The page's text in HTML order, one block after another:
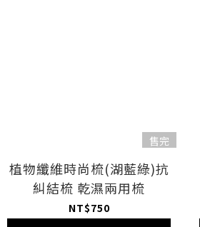
售完
植物纖維時尚梳(湖藍綠)抗
糾結梳 乾濕兩用梳
NT$750